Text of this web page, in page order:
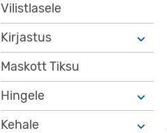
Vilistlasele
Kirjastus
Maskott Tiksu
Hingele
Kehale